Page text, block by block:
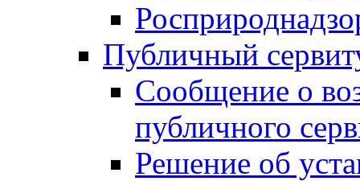
Публичный
Сообщение о
публичного
Решение об